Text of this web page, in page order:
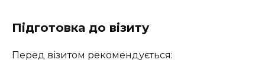
Підготовка до візиту
Перед візитом рекомендується: